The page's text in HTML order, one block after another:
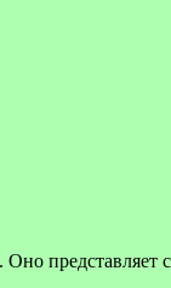
представляет